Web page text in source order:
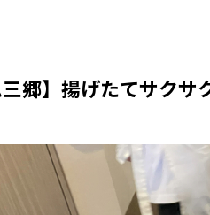
三郷】揚げたてサク